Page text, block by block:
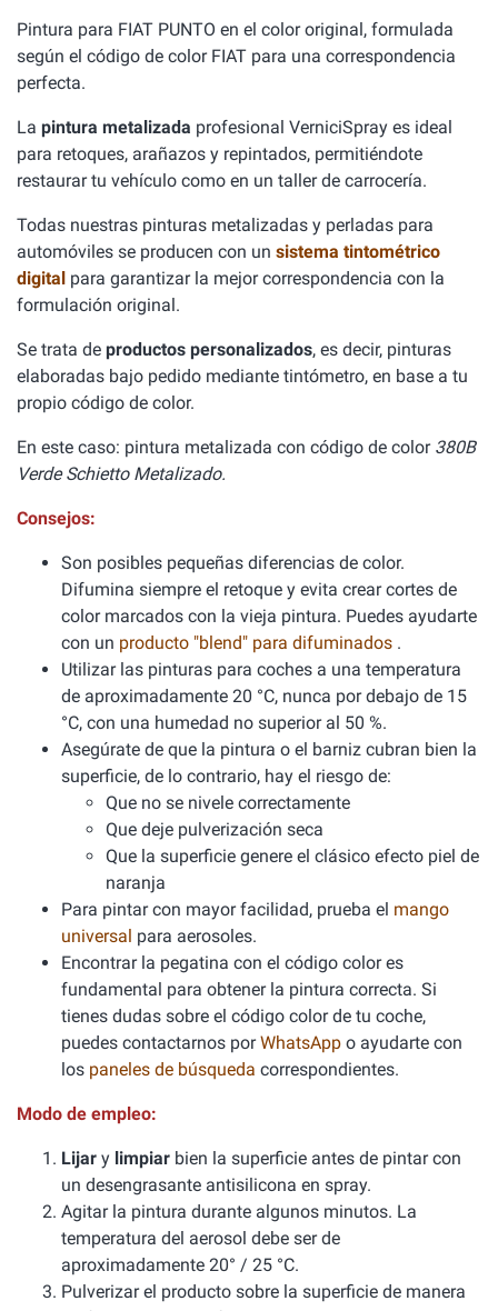
Pintura para FIAT PUNTO en el color original, formulada
según el código de color FIAT para una correspondencia
perfecta.
La pintura metalizada profesional VerniciSpray es ideal
para retoques, arañazos y repintados, permitiéndote
restaurar tu vehículo como en un taller de carrocería.
Todas nuestras pinturas metalizadas y perladas para
automóviles se producen con un sistema tintométrico
digital para garantizar la mejor correspondencia con la
formulación original.
Se trata de productos personalizados, es decir, pinturas
elaboradas bajo pedido mediante tintómetro, en base a tu
propio código de color.
En este caso: pintura metalizada con código de color 380B
Verde Schietto Metalizado.
Consejos:
Son posibles pequeñas diferencias de color.
Difumina siempre el retoque y evita crear cortes de
color marcados con la vieja pintura. Puedes ayudarte
con un producto "blend" para difuminados .
Utilizar las pinturas para coches a una temperatura
de aproximadamente 20 °C, nunca por debajo de 15
°C, con una humedad no superior al 50 %.
Asegúrate de que la pintura o el barniz cubran bien la
superficie, de lo contrario, hay el riesgo de:
Que no se nivele correctamente
Que deje pulverización seca
Que la superficie genere el clásico efecto piel de
naranja
Para pintar con mayor facilidad, prueba el mango
universal para aerosoles.
Encontrar la pegatina con el código color es
fundamental para obtener la pintura correcta. Si
tienes dudas sobre el código color de tu coche,
puedes contactarnos porWhatsApp o ayudarte con
los paneles de búsqueda correspondientes.
Modo de empleo:
Lijar y limpiar bien la superficie antes de pintar con
un desengrasante antisilicona en spray.
Agitar la pintura durante algunos minutos. La
temperatura del aerosol debe ser de
aproximadamente 20° / 25 °C.
Pulverizar el producto sobre la superficie de manera